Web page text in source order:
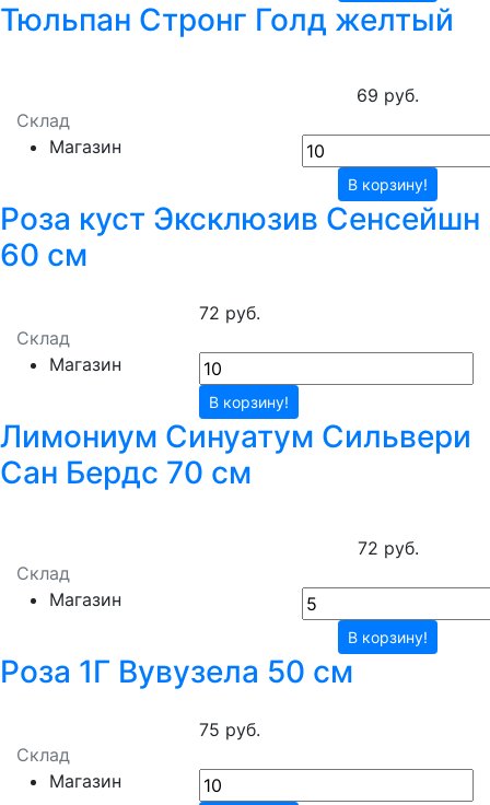
Тюльпан Стронг Голд желтый
Склад
Магазин
69 руб.
В корзину!
Роза куст Эксклюзив Сенсейшн
60 см
Склад
Магазин
72 руб.
В корзину!
Лимониум Синуатум Сильвери
Сан Бердс 70 см
Склад
Магазин
72 руб.
В корзину!
Роза 1Г Вувузела 50 см
Склад
Магазин
75 руб.